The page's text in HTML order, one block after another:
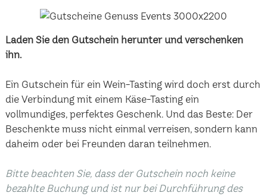
Laden Sie den Gutschein herunter und verschenken
ihn.
Ein Gutschein für ein Wein-Tasting wird doch erst durch
die Verbindung mit einem Käse-Tasting ein
vollmundiges, perfektes Geschenk. Und das Beste: Der
Beschenkte muss nicht einmal verreisen, sondern kann
daheim oder bei Freunden daran teilnehmen.
Bitte beachten Sie, dass der Gutschein noch keine
bezahlte Buchung und ist nur bei Durchführung des